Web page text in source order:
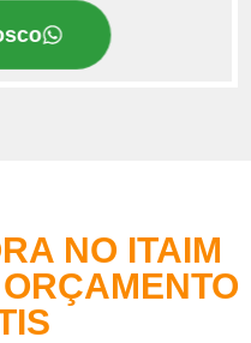
NO ITAIM